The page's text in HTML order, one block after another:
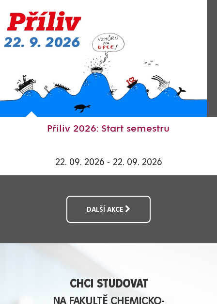
Příliv 2026: Start semestru
22. 09. 2026 - 22. 09. 2026
DALŠÍ AKCE
CHCI STUDOVAT
NA FAKULTĚ CHEMICKO-